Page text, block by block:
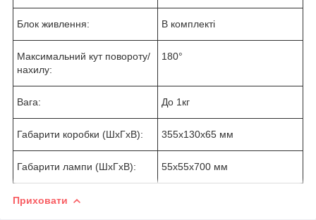
Блок живлення: В комплекті
Максимальний кут повороту/
нахилу:
180°
Вага: До 1кг
Габарити коробки (ШхГхВ): 355х130х65 мм
Габарити лампи (ШхГхВ): 55х55х700 мм
Приховати